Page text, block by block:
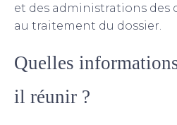
et des administrations des
au traitement du dossier.
Quelles
il réunir ?